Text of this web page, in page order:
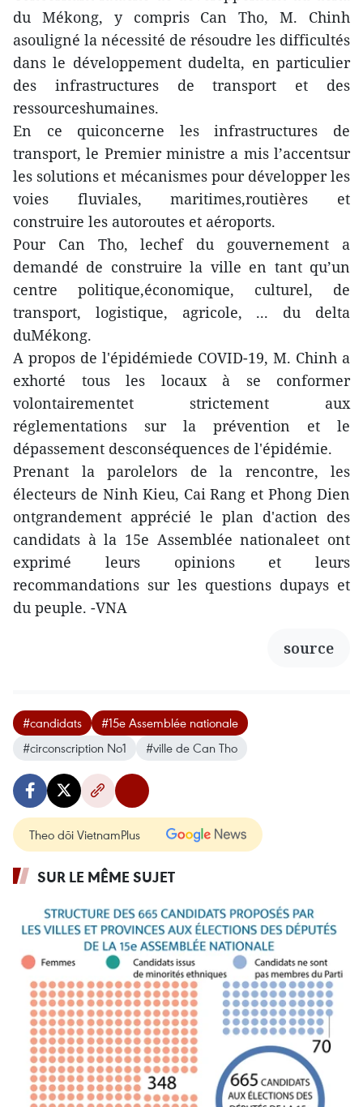
du Mékong, y compris Can Tho, M. Chinh
asouligné la nécessité de résoudre les difficultés
dans le développement dudelta, en particulier
des infrastructures de transport et des
ressourceshumaines.
En ce quiconcerne les infrastructures de
transport, le Premier ministre a mis l’accentsur
les solutions et mécanismes pour développer les
voies fluviales, maritimes,routières et
construire les autoroutes et aéroports.
Pour Can Tho, lechef du gouvernement a
demandé de construire la ville en tant qu’un
centre politique,économique, culturel, de
transport, logistique, agricole, ... du delta
duMékong.
A propos de l'épidémiede COVID-19, M. Chinh a
exhorté tous les locaux à se conformer
volontairementet strictement aux
réglementations sur la prévention et le
dépassement desconséquences de l'épidémie.
Prenant la parolelors de la rencontre, les
électeurs de Ninh Kieu, Cai Rang et Phong Dien
ontgrandement apprécié le plan d'action des
candidats à la 15e Assemblée nationaleet ont
exprimé leurs opinions et leurs
recommandations sur les questions dupays et
du peuple. -VNA
source
#candidats
#15e Assemblée nationale
#circonscription No1
#ville de Can Tho
Theo dõi VietnamPlus
SUR LE MÊME SUJET